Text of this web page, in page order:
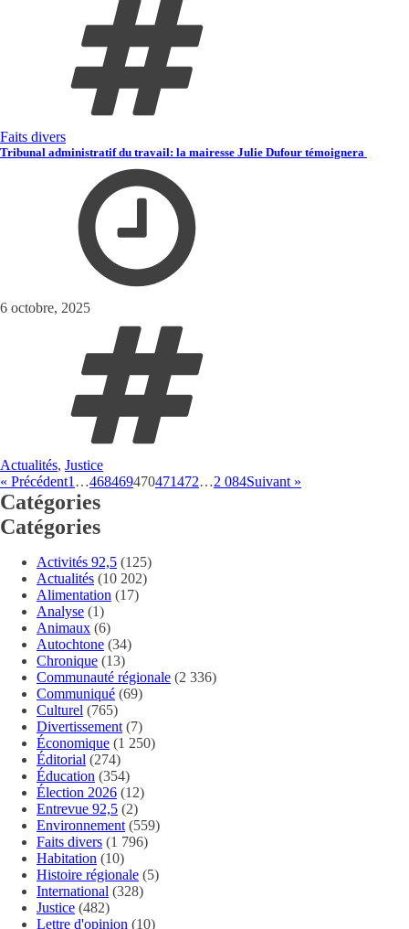
Faits divers
Tribunal administratif du travail: la mairesse Julie Dufour témoignera
6 octobre, 2025
Actualités, Justice
« Précédent1 …468469470471472…2 084Suivant »
Catégories
Catégories
Activités 92,5 (125)
Actualités (10 202)
Alimentation (17)
Analyse (1)
Animaux (6)
Autochtone (34)
Chronique (13)
Communauté régionale (2 336)
Communiqué (69)
Culturel (765)
Divertissement (7)
Économique (1 250)
Éditorial (274)
Éducation (354)
Élection 2026 (12)
Entrevue 92,5 (2)
Environnement (559)
Faits divers (1 796)
Habitation (10)
Histoire régionale (5)
International (328)
Justice (482)
Lettre d'opinion (10)